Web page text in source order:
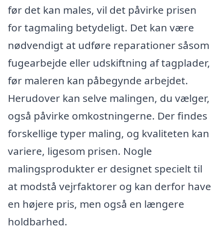
før det kan males, vil det påvirke prisen
for tagmaling betydeligt. Det kan være
nødvendigt at udføre reparationer såsom
fugearbejde eller udskiftning af tagplader,
før maleren kan påbegynde arbejdet.
Herudover kan selve malingen, du vælger,
også påvirke omkostningerne. Der findes
forskellige typer maling, og kvaliteten kan
variere, ligesom prisen. Nogle
malingsprodukter er designet specielt til
at modstå vejrfaktorer og kan derfor have
en højere pris, men også en længere
holdbarhed.